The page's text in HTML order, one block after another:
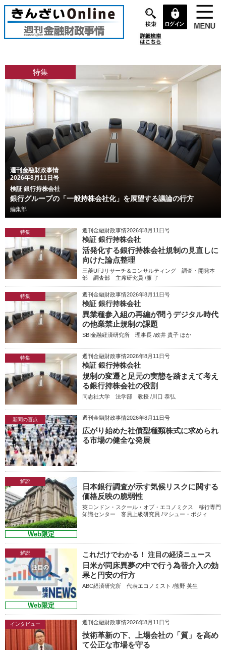
メ
イ
コ
ン
に
動
週刊金融財政事情
2026年8月11日号
検証 銀行持株会社
銀行グループの「一般持株会社化」を展望する議論の行方
編集部
特集
特集 週刊金融財政事情2026年8月11日号
検証 銀行持株会社
活発化する銀行持株会社規制の見直しに
向けた論点整理
三菱UFJリサーチ＆コンサルティング 調査・開発本
部 調査部 主席研究員 /廉 了
特集 週刊金融財政事情2026年8月11日号
検証 銀行持株会社
異業種参入組の再編が問うデジタル時代
の他業禁止規制の課題
SBI金融経済研究所 理事長 /政井 貴子 ほか
特集 週刊金融財政事情2026年8月11日号
検証 銀行持株会社
規制の変遷と足元の実態を踏まえて考え
る銀行持株会社の役割
同志社大学 法学部 教授 /川口 恭弘
新聞の盲点 週刊金融財政事情2026年8月11日号
広がり始めた社債型種類株式に求められ
る市場の健全な発展
解説
Web限定
日本銀行調査が示す気候リスクに関する
価格反映の脆弱性
英ロンドン・スクール・オブ・エコノミクス 移行専門
知識センター 客員上級研究員 /マシュー・ポジィ
解説
Web限定
これだけでわかる！ 注目の経済ニュース
日米が同床異夢の中で行う為替介入の効
果と円安の行方
ABC経済研究所 代表エコノミスト /熊野 英生
インタビュー 週刊金融財政事情2026年8月11日号
技術革新の下、上場会社の「質」を高め
て公正な市場を守る